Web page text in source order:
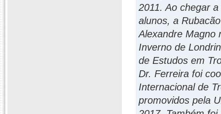
2011. Ao chegar
alunos, a
Alexandre Magno
Inverno de
de Estudos em
Dr. Ferreira foi
Internacional de
promovidos pela